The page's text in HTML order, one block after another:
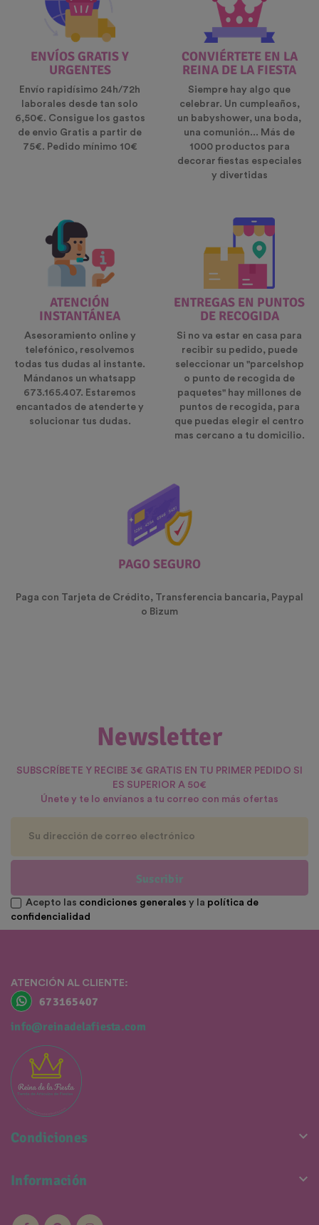
ENVÍOS GRATIS Y
URGENTES
Envío rapidísimo 24h/72h
laborales desde tan solo
6,50€. Consigue los gastos
de envio Gratis a partir de
75€. Pedido mínimo 10€
CONVIÉRTETE EN LA
REINA DE LA FIESTA
Siempre hay algo que
celebrar. Un cumpleaños,
un babyshower, una boda,
una comunión... Más de
1000 productos para
decorar fiestas especiales
y divertidas
ATENCIÓN
INSTANTÁNEA
Asesoramiento online y
telefónico, resolvemos
todas tus dudas al instante.
Mándanos un whatsapp
673.165.407. Estaremos
encantados de atenderte y
solucionar tus dudas.
ENTREGAS EN PUNTOS
DE RECOGIDA
Si no va estar en casa para
recibir su pedido, puede
seleccionar un "parcelshop
o punto de recogida de
paquetes" hay millones de
puntos de recogida, para
que puedas elegir el centro
mas cercano a tu domicilio.
PAGO SEGURO
Paga con Tarjeta de Crédito, Transferencia bancaria, Paypal
o Bizum
Newsletter
SUBSCRÍBETE Y RECIBE 3€ GRATIS EN TU PRIMER PEDIDO SI
ES SUPERIOR A 50€
Únete y te lo envíanos a tu correo con más ofertas
Suscribir
Acepto las condiciones generales y la política de
confidencialidad
ATENCIÓN AL CLIENTE:
673165407
info@reinadelafiesta.com
Condiciones 
Información 